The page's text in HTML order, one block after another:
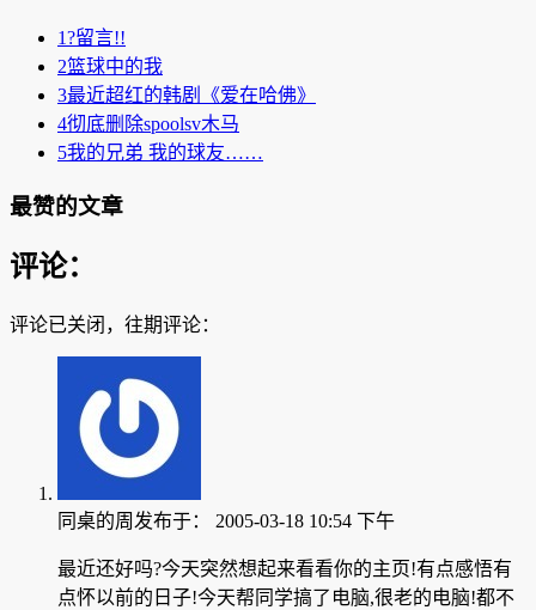
1?留言!!
2篮球中的我
3最近超红的韩剧《爱在哈佛》
4彻底删除spoolsv木马
5我的兄弟 我的球友……
最赞的文章
评论：
评论已关闭，往期评论：
同桌的周 发布于： 2005-03-18 10:54 下午
最近还好吗?今天突然想起来看看你的主页!有点感悟有
点怀以前的日子!今天帮同学搞了电脑,很老的电脑!都不